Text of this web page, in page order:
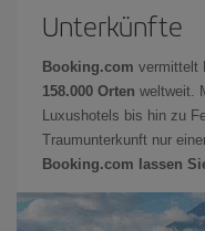
Unterkünfte
Booking.com vermittelt
158.000 Orten weltweit.
Luxushotels bis hin zu
Traumunterkunft nur
Booking.com lassen